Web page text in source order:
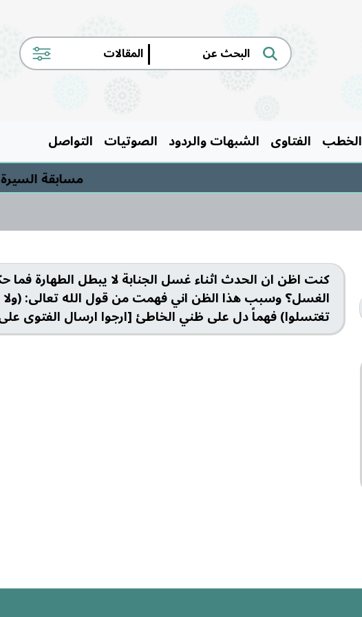
|
الخطب الفتاوى الشبهات والردود الصوتيات التواصل
مسابقة السيرة
كنت اظن ان الحدث اثناء غسل الجنابة لا يبطل الطهارة فما
الغسل؟ وسبب هذا الظن اني فهمت من قول الله تعالى: (ولا
تغتسلوا) فهماً دل على ظني الخاطئ [ارجوا ارسال الفتوى على